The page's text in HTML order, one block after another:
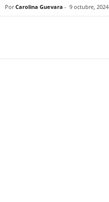
Por Carolina Guevara - 9 octubre, 2024